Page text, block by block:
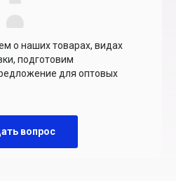
о наших товарах, видах
подготовим
для оптовых
вопрос